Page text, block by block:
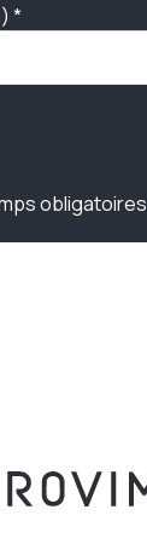
*
obligatoires